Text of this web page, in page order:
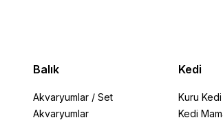
Balık
Akvaryumlar / Set
Akvaryumlar
Kedi
Kuru Kedi
Kedi